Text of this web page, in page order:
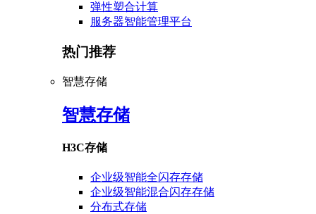
弹性塑合计算
服务器智能管理平台
热门推荐
智慧存储
智慧存储
H3C存储
企业级智能全闪存存储
企业级智能混合闪存存储
分布式存储